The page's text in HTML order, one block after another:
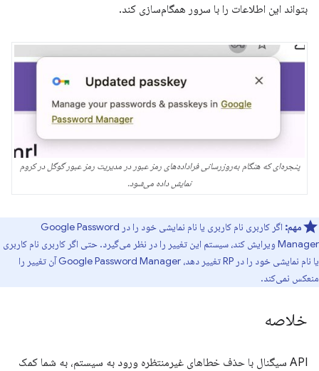
بتواند این اطلاعات را با سرور همگام‌سازی کند.
پنجره‌ای که هنگام به‌روزرسانی فراداده‌های رمز عبور در مدیریت رمز عبور گوگل در کروم
نمایش داده می‌شود.
مهم:
اگر کاربری نام کاربری یا نام نمایشی خود را در Google Password
Manager ویرایش کند، سیستم این تغییر را در نظر می‌گیرد. حتی اگر کاربری نام کاربری
یا نام نمایشی خود را در RP تغییر دهد، Google Password Manager آن تغییر را
منعکس نمی‌کند.
خلاصه
API سیگنال با حذف خطاهای غیرمنتظره ورود به سیستم، به شما کمک